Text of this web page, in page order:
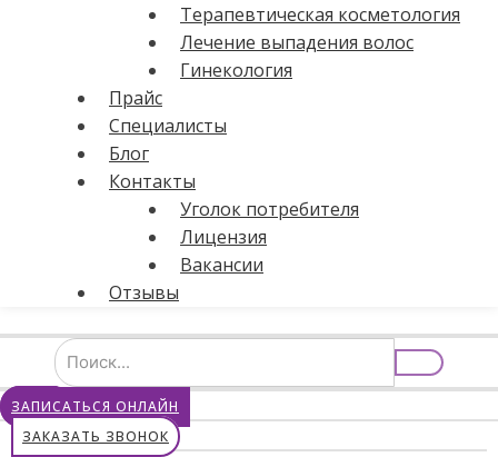
Терапевтическая косметология
Лечение выпадения волос
Гинекология
Прайс
Специалисты
Блог
Контакты
Уголок потребителя
Лицензия
Вакансии
Отзывы
ЗАПИСАТЬСЯ ОНЛАЙН
ЗАКАЗАТЬ ЗВОНОК